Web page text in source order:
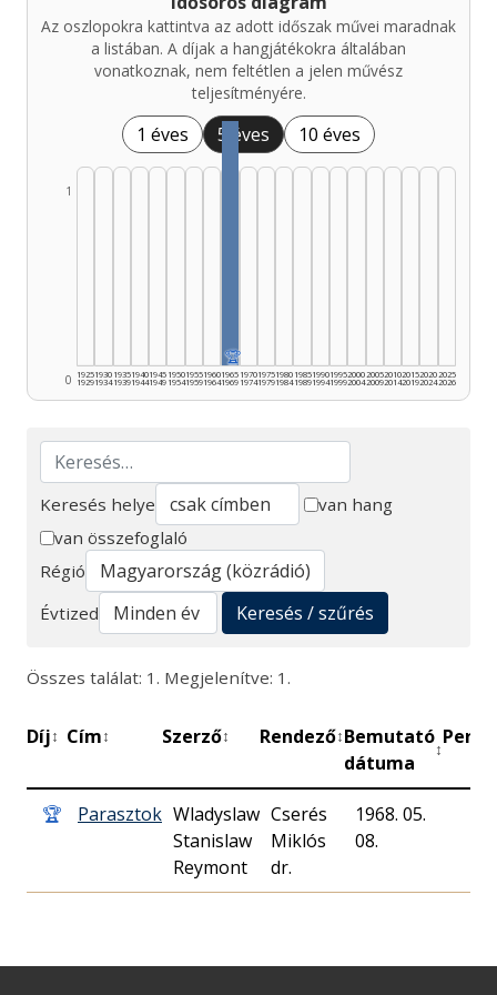
Az oszlopokra kattintva az adott időszak művei maradnak
a listában. A díjak a hangjátékokra általában
vonatkoznak, nem feltétlen a jelen művész
teljesítményére.
1 éves 5 éves 10 éves
0
1
1925
1929
1930
1934
1935
1939
1940
1944
1945
1949
1950
1954
1955
1959
1960
1964
🏆
1965
1969
1970
1974
1975
1979
1980
1984
1985
1989
1990
1994
1995
1999
2000
2004
2005
2009
2010
2014
2015
2019
2020
2024
2025
2026
Keresés
Keresés helye
van hang
van összefoglaló
Régió
Évtized
Keresés / szűrés
Összes találat: 1. Megjelenítve: 1.
Díj↕ Cím↕ Szerző↕ Rendező↕Bemutató
dátuma
↕
Perc
🏆 Parasztok Wladyslaw
Stanislaw
Reymont
Cserés
Miklós
dr.
1968. 05.
08.